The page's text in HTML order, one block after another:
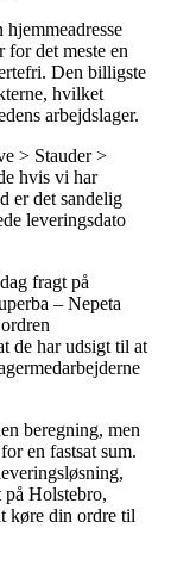
det meste en
Den billigste
hvilket
arbejdslager.
> Stauder >
hvis vi har
er det sandelig
leveringsdato
fragt på
– Nepeta
de har udsigt til at
beregning, men
en fastsat sum.
Holstebro,
køre din ordre til